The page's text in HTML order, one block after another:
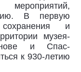
В первую
и
музея-
и Спас-
к 930-летию